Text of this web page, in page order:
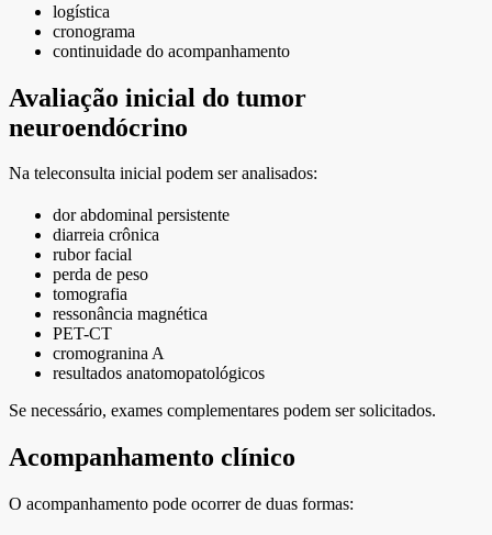
logística
cronograma
continuidade do acompanhamento
Avaliação inicial do tumor
neuroendócrino
Na teleconsulta inicial podem ser analisados:
dor abdominal persistente
diarreia crônica
rubor facial
perda de peso
tomografia
ressonância magnética
PET-CT
cromogranina A
resultados anatomopatológicos
Se necessário, exames complementares podem ser solicitados.
Acompanhamento clínico
O acompanhamento pode ocorrer de duas formas: